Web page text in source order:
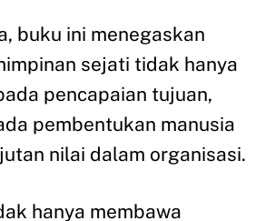
buku ini menegaskan
sejati tidak hanya
pencapaian tujuan,
pembentukan manusia
nilai dalam organisasi.
hanya membawa